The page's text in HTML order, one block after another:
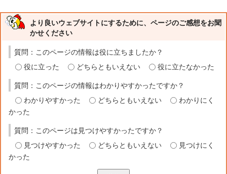
より良いウェブサイトにするために、ページのご感想をお聞
かせください
質問：このページの情報は役に立ちましたか？
役に立った
どちらともいえない 役に立たなかった
質問：このページの情報はわかりやすかったですか？
わかりやすかった
どちらともいえない
わかりにく
かった
質問：このページは見つけやすかったですか？
見つけやすかった
どちらともいえない
見つけにく
かった